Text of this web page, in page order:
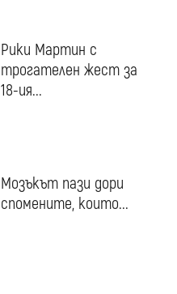
Рики Мартин с
трогателен жест за
18-ия...
Мозъкът пази дори
спомените, които...